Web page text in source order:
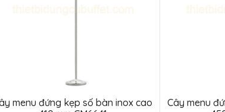
menu đứng kẹp số bàn inox cao
Cây menu